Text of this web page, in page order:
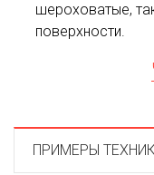
шероховатые,
поверхности.
ПРИМЕРЫ